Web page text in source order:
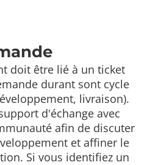
doit être lié à un ticket
durant sont cycle
livraison).
d'échange avec
afin de discuter
et affiner le
Si vous identifiez un